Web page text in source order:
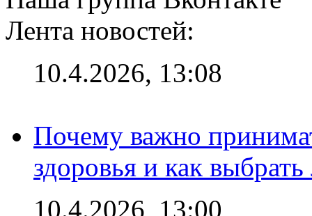
Лента новостей:
10.4.2026, 13:08
Почему важно
здоровья и как
10.4.2026, 13:00